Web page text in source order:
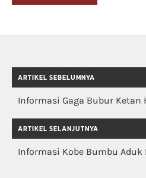
ARTIKEL SEBELUMNYA
Informasi Gaga Bubur Ketan
ARTIKEL SELANJUTNYA
Informasi Kobe Bumbu Aduk